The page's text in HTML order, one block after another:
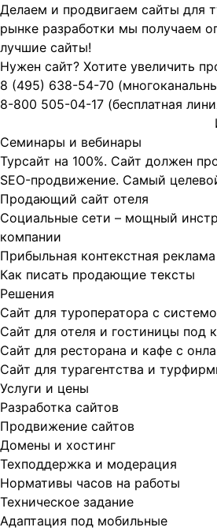
Делаем и продвигаем сайты для
рынке разработки мы получаем
лучшие сайты!
Нужен сайт? Хотите увеличить
8 (495) 638-54-70
8-800 505-04-17 (бесплатная
Семинары и вебинары
Турсайт на 100%. Сайт должен
SEO-продвижение. Самый
Продающий сайт отеля
Социальные сети – мощный
компании
Прибыльная контекстная реклама
Как писать продающие тексты
Решения
Сайт для туроператора с
Сайт для отеля и гостиницы под
Сайт для ресторана и кафе с
Сайт для турагентства и
Услуги и цены
Разработка сайтов
Продвижение сайтов
Домены и хостинг
Техподдержка и модерация
Нормативы часов на работы
Техническое задание
Адаптация под мобильные